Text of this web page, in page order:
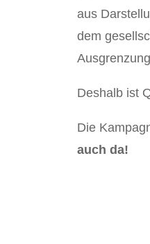
aus
dem
Deshalb ist
Die
auch da!